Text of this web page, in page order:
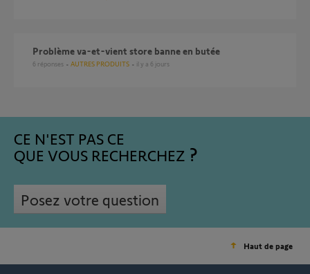
Problème va-et-vient store banne en butée
6 réponses AUTRES PRODUITS il y a 6 jours
CE N'EST PAS CE
QUE VOUS RECHERCHEZ
Posez votre question
Haut de page